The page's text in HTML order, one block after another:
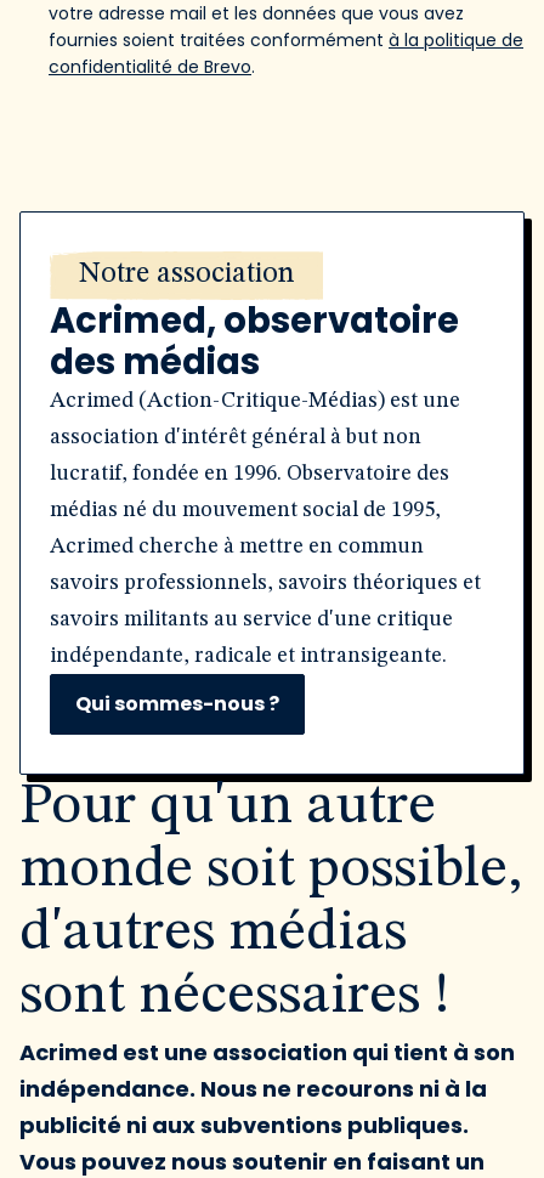
votre adresse mail et les données que vous avez
fournies soient traitées conformément à la politique de
confidentialité de Brevo.
Notre association
Acrimed, observatoire
des médias
Acrimed (Action-Critique-Médias) est une
association d'intérêt général à but non
lucratif, fondée en 1996. Observatoire des
médias né du mouvement social de 1995,
Acrimed cherche à mettre en commun
savoirs professionnels, savoirs théoriques et
savoirs militants au service d'une critique
indépendante, radicale et intransigeante.
Qui sommes-nous ?
Pour qu'un autre
monde soit possible,
d'autres médias
sont nécessaires !
Acrimed est une association qui tient à son
indépendance. Nous ne recourons ni à la
publicité ni aux subventions publiques.
Vous pouvez nous soutenir en faisant un